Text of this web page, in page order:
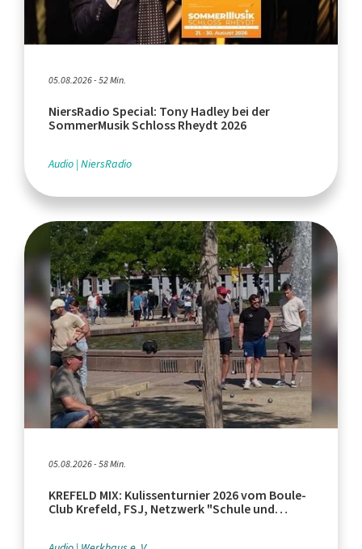
05.08.2026 - 52 Min.
NiersRadio Special: Tony Hadley bei der
SommerMusik Schloss Rheydt 2026
Audio NiersRadio
05.08.2026 - 58 Min.
KREFELD MIX: Kulissenturnier 2026 vom Boule-
Club Krefeld, FSJ, Netzwerk "Schule und